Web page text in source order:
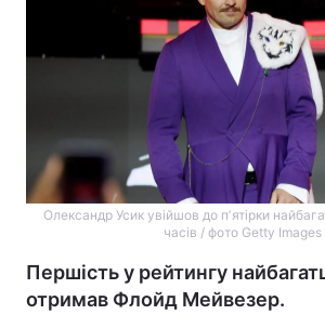
Олександр Усик увійшов до пʼятірки
часів / фото Getty Images
Першість у рейтингу
отримав Флойд Мейвезер.